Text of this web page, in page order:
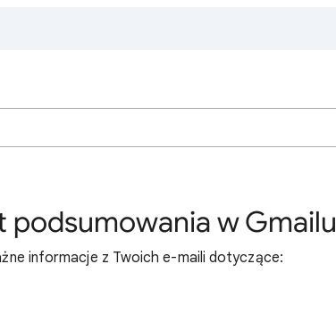
podsumowania w Gmailu
informacje z Twoich e-maili dotyczące: